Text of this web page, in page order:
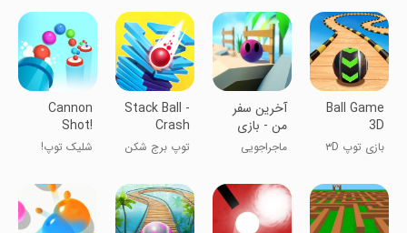
Ball Game
3D
بازی توپ ۳D
آخرین سفر
من - بازی
توپی
ماجراجویی
Stack Ball -
Crash
Platforms
توپ برج شکن
Cannon
Shot!
شلیک توپ!